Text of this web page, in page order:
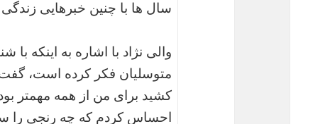
سال ها با چنین خبرهایی
والی نژاد با اشاره به اینکه
کشید برای من از همه مهمتر